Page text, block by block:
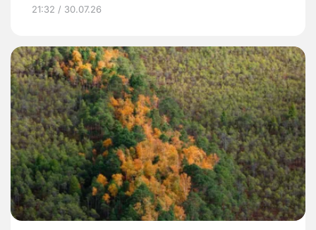
21:32 / 30.07.26